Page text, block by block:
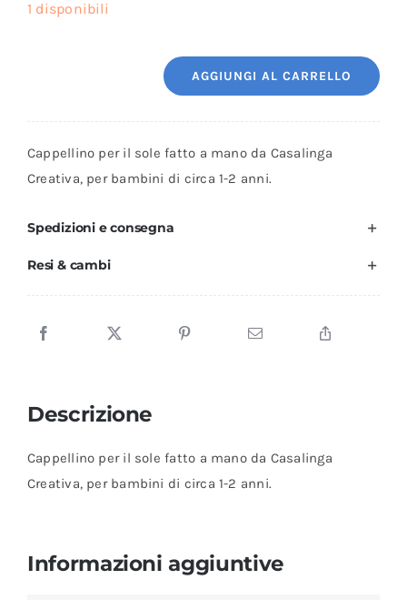
era:
CHF 20.00.
è:
CHF 18.00.
1 disponibili
2
anni)
Creativa
AGGIUNGI AL CARRELLO
Cappellino per il sole fatto a mano da Casalinga
Creativa, per bambini di circa 1-2 anni.
Spedizioni e consegna
Resi & cambi
Descrizione
Cappellino per il sole fatto a mano da Casalinga
Creativa, per bambini di circa 1-2 anni.
Informazioni aggiuntive